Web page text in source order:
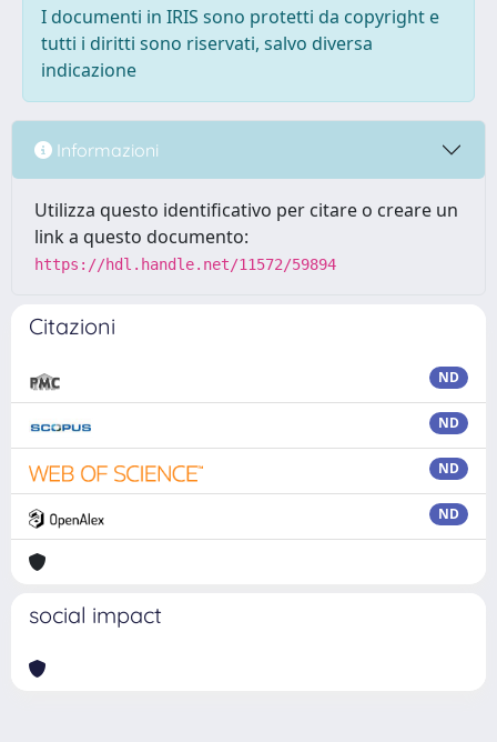
I documenti in IRIS sono protetti da copyright e
tutti i diritti sono riservati, salvo diversa
indicazione
Informazioni
Utilizza questo identificativo per citare o creare un
link a questo documento:
https://hdl.handle.net/11572/59894
Citazioni
ND
ND
ND
ND
social impact